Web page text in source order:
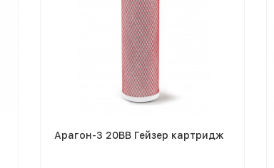
Арагон-3 20ВВ Гейзер картридж